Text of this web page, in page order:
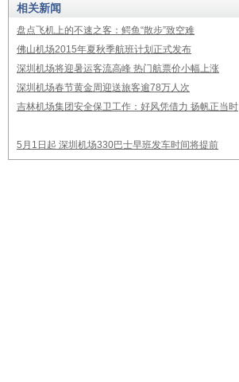
相关新闻
盘点飞机上的不速之客：鳄鱼“散步”致空难
佛山机场2015年夏秋季航班计划正式发布
深圳机场将迎暑运客流高峰 热门航票价小幅上涨
深圳机场春节黄金周迎送旅客逾78万人次
吉林机场集团安全保卫工作：好风凭借力 扬帆正当时
5月1日起 深圳机场330巴士早班发车时间将提前